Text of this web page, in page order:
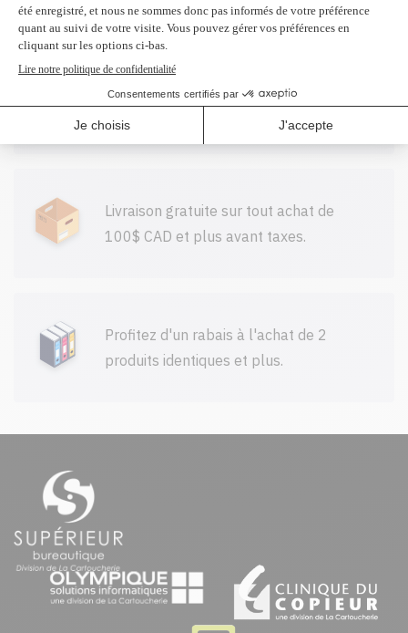
259,95$
Toutes nos cartouches réusinées sont
garanties.
Livraison gratuite sur tout achat de
100$ CAD et plus avant taxes.
Profitez d'un rabais à l'achat de 2
produits identiques et plus.